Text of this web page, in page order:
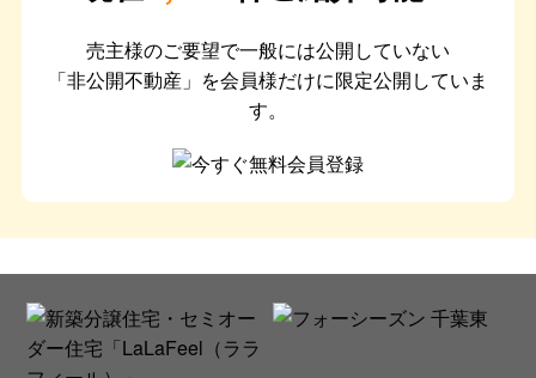
売主様のご要望で一般には公開していない
「非公開不動産」を会員様だけに限定公開していま
す。